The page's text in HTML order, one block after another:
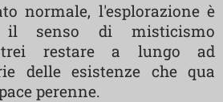
normale, l'esplorazione è
il senso di misticismo
restare a lungo ad
delle esistenze che qua
perenne.